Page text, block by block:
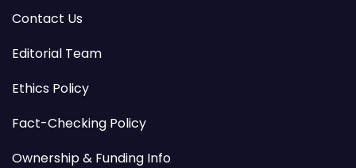
Contact Us
Editorial Team
Ethics Policy
Fact-Checking Policy
Ownership & Funding Info